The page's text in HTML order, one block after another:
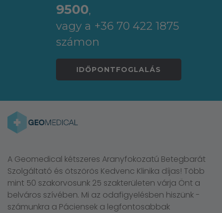
9500,
vagy a +36 70 422 1875
számon
IDŐPONTFOGLALÁS
A Geomedical kétszeres Aranyfokozatú Betegbarát
Szolgáltató és ötszörös Kedvenc Klinika díjas! Több
mint 50 szakorvosunk 25 szakterületen várja Önt a
belváros szívében. Mi az odafigyelésben hiszünk -
számunkra a Páciensek a legfontosabbak